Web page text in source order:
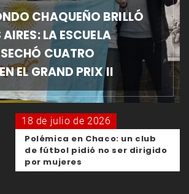
CHAQUEÑO BRILLÓ
LA ESCUELA
CUATRO
EL GRAND PRIX II
18 de julio de 2026
Polémica en Chaco: un club
de fútbol pidió no ser dirigido
por mujeres